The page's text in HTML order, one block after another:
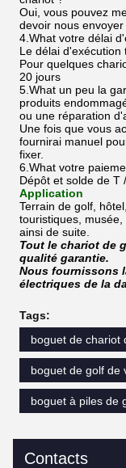
Oui, vous pouvez
devoir nous
4.What votre délai
Le délai d'exécution
Pour quelques
20 jours
5.What un peu la
produits
ou une réparation
Une fois que vous
fournirai manuel
fixer.
6.What votre
Dépôt et solde de T
Application
Terrain de golf,
touristiques,
ainsi de suite.
Tout le chariot de
qualité garantie.
Nous fournissons
électriques de la
Tags:
boguet de chariot
boguet de golf de
boguet à piles de
Contacts